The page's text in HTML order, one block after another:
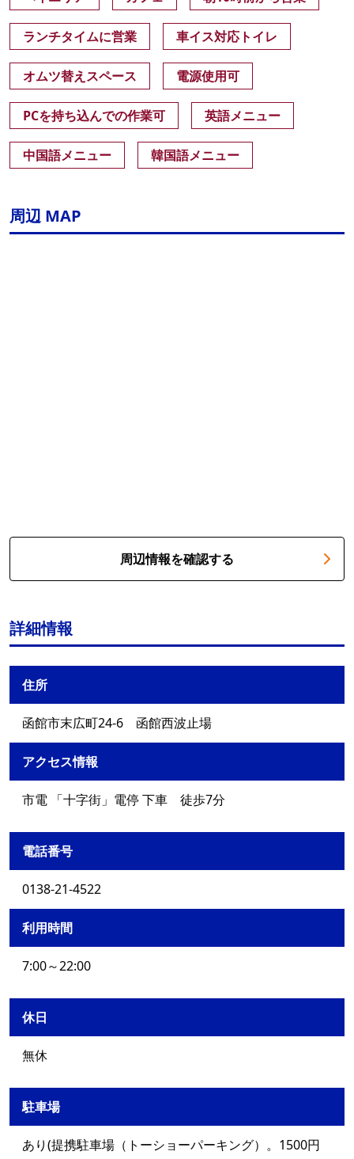
ランチタイムに営業 車イス対応トイレ
オムツ替えスペース 電源使用可
PCを持ち込んでの作業可 英語メニュー
中国語メニュー 韓国語メニュー
周辺 MAP
周辺情報を確認する
詳細情報
住所
函館市末広町24-6 函館西波止場
アクセス情報
市電 「十字街」電停 下車 徒歩7分
電話番号
0138-21-4522
利用時間
7:00～22:00
休日
無休
駐車場
あり(提携駐車場（トーショーパーキング）。1500円